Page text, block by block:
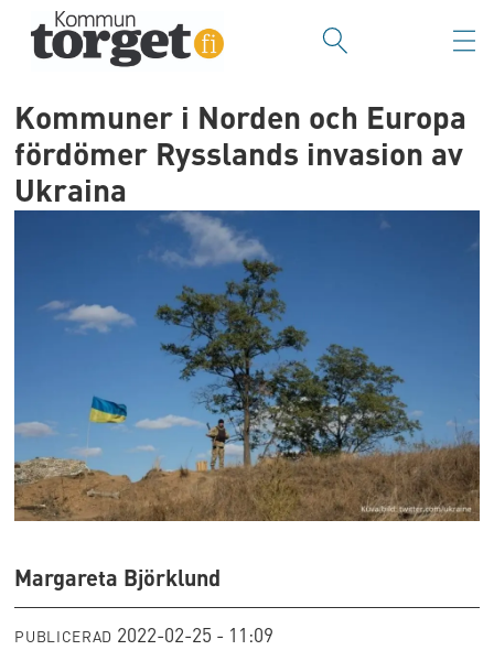
Kommuner i Norden och Europa
fördömer Rysslands invasion av
Ukraina
Margareta Björklund
PUBLICERAD 2022-02-25 - 11:09